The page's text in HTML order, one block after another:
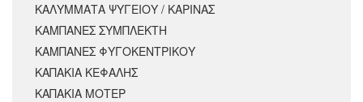
ΚΑΛΥΜΜΑΤΑ ΨΥΓΕΙΟΥ / ΚΑΡΙΝΑΣ
ΚΑΜΠΑΝΕΣ ΣΥΜΠΛΕΚΤΗ
ΚΑΜΠΑΝΕΣ ΦΥΓΟΚΕΝΤΡΙΚΟΥ
ΚΑΠΑΚΙΑ ΚΕΦΑΛΗΣ
ΚΑΠΑΚΙΑ ΜΟΤΕΡ